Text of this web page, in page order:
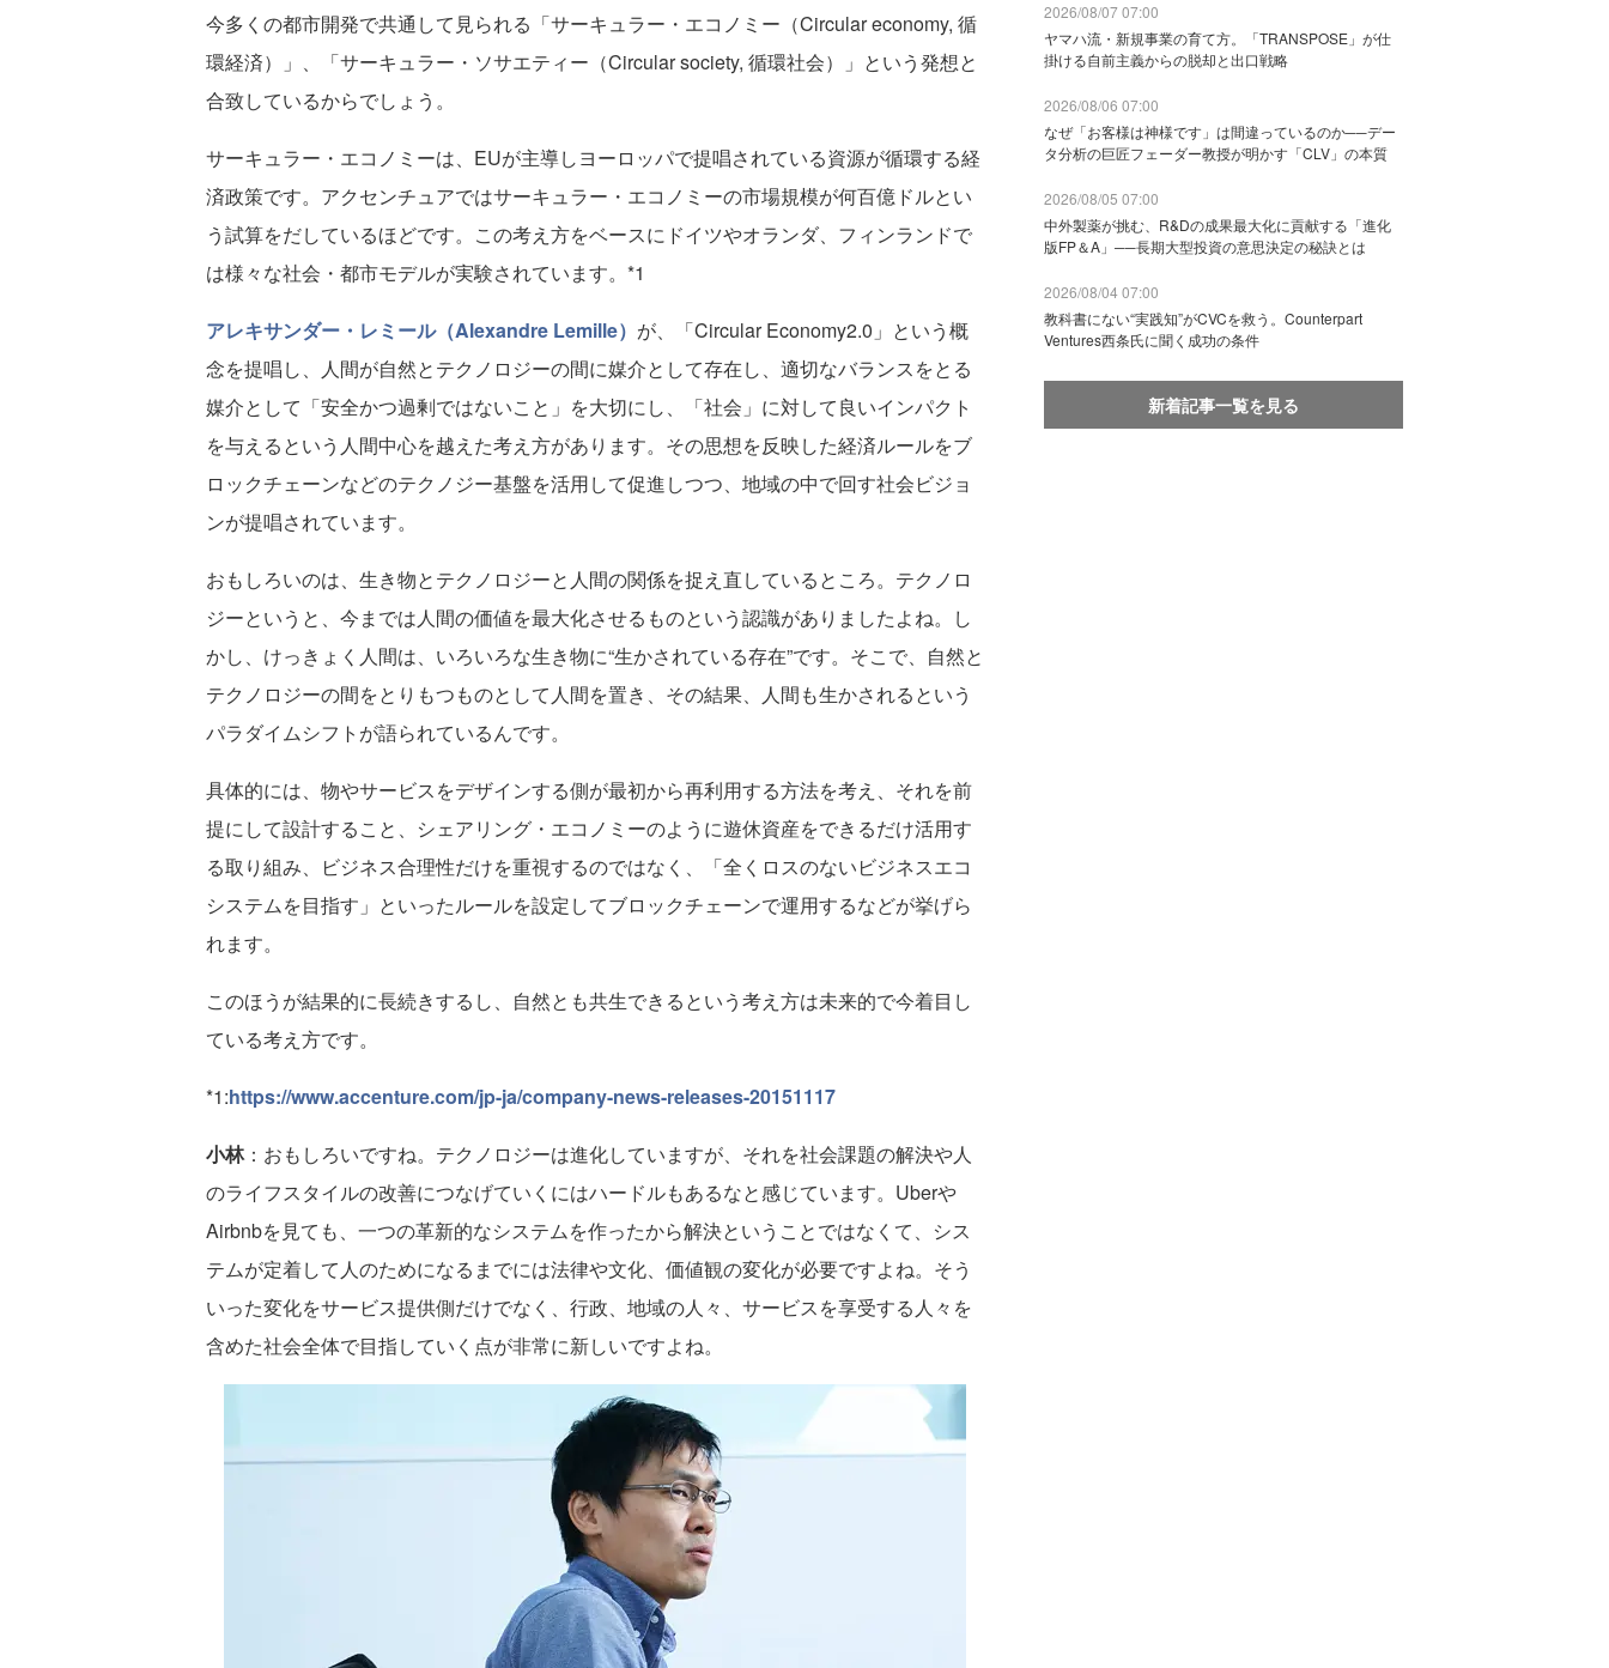
今多くの都市開発で共通して見られる「サーキュラー・エコノミー（Circular economy, 循
環経済）」、「サーキュラー・ソサエティー（Circular society, 循環社会）」という発想と
合致しているからでしょう。
サーキュラー・エコノミーは、EUが主導しヨーロッパで提唱されている資源が循環する経
済政策です。アクセンチュアではサーキュラー・エコノミーの市場規模が何百億ドルとい
う試算をだしているほどです。この考え方をベースにドイツやオランダ、フィンランドで
は様々な社会・都市モデルが実験されています。*1
アレキサンダー・レミール（Alexandre Lemille） が、「Circular Economy2.0」という概
念を提唱し、人間が自然とテクノロジーの間に媒介として存在し、適切なバランスをとる
媒介として「安全かつ過剰ではないこと」を大切にし、「社会」に対して良いインパクト
を与えるという人間中心を越えた考え方があります。その思想を反映した経済ルールをブ
ロックチェーンなどのテクノジー基盤を活用して促進しつつ、地域の中で回す社会ビジョ
ンが提唱されています。
おもしろいのは、生き物とテクノロジーと人間の関係を捉え直しているところ。テクノロ
ジーというと、今までは人間の価値を最大化させるものという認識がありましたよね。し
かし、けっきょく人間は、いろいろな生き物に“生かされている存在”です。そこで、自然と
テクノロジーの間をとりもつものとして人間を置き、その結果、人間も生かされるという
パラダイムシフトが語られているんです。
具体的には、物やサービスをデザインする側が最初から再利用する方法を考え、それを前
提にして設計すること、シェアリング・エコノミーのように遊休資産をできるだけ活用す
る取り組み、ビジネス合理性だけを重視するのではなく、「全くロスのないビジネスエコ
システムを目指す」といったルールを設定してブロックチェーンで運用するなどが挙げら
れます。
このほうが結果的に長続きするし、自然とも共生できるという考え方は未来的で今着目し
ている考え方です。
*1:https://www.accenture.com/jp-ja/company-news-releases-20151117
小林：おもしろいですね。テクノロジーは進化していますが、それを社会課題の解決や人
のライフスタイルの改善につなげていくにはハードルもあるなと感じています。Uberや
Airbnbを見ても、一つの革新的なシステムを作ったから解決ということではなくて、シス
テムが定着して人のためになるまでには法律や文化、価値観の変化が必要ですよね。そう
いった変化をサービス提供側だけでなく、行政、地域の人々、サービスを享受する人々を
含めた社会全体で目指していく点が非常に新しいですよね。
2026/08/07 07:00
ヤマハ流・新規事業の育て方。「TRANSPOSE」が仕
掛ける自前主義からの脱却と出口戦略
2026/08/06 07:00
なぜ「お客様は神様です」は間違っているのか──デー
タ分析の巨匠フェーダー教授が明かす「CLV」の本質
2026/08/05 07:00
中外製薬が挑む、R&Dの成果最大化に貢献する「進化
版FP＆A」──長期大型投資の意思決定の秘訣とは
2026/08/04 07:00
教科書にない“実践知”がCVCを救う。Counterpart
Ventures西条氏に聞く成功の条件
新着記事一覧を見る